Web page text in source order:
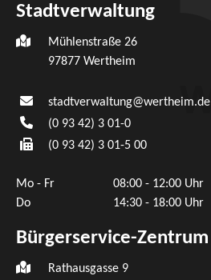
Stadtverwaltung
Mühlenstraße 26
97877 Wertheim
stadtverwaltung@wertheim.de
(0 93 42) 3 01-0
(0 93 42) 3 01-5 00
Mo - Fr
08:00 - 12:00 Uhr
Do
14:30 - 18:00 Uhr
Bürgerservice-Zentrum
Rathausgasse 9